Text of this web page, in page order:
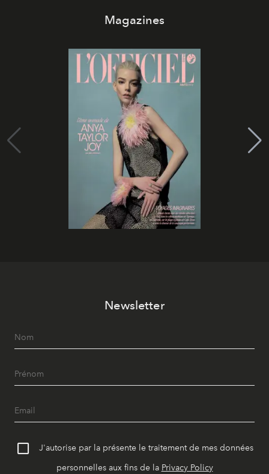
Magazines
Newsletter
J'autorise par la présente le traitement de mes données
personnelles aux fins de la Privacy Policy